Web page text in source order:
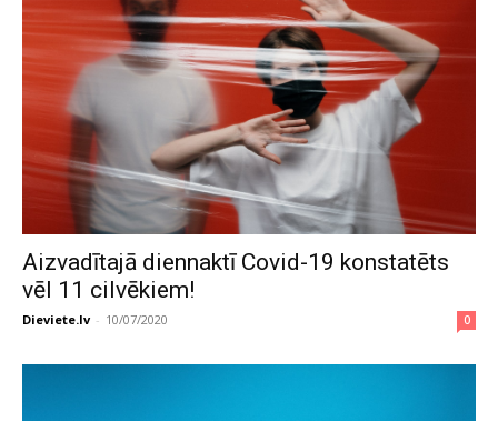
Aizvadītajā diennaktī Covid-19 konstatēts
vēl 11 cilvēkiem!
Dieviete.lv - 10/07/2020 0